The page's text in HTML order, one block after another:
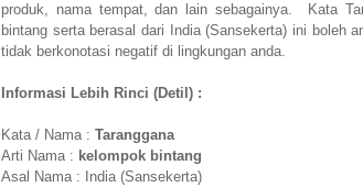
produk, nama tempat, dan lain sebagainya. Kata
bintang serta berasal dari India (Sansekerta) ini boleh
tidak berkonotasi negatif di lingkungan anda.
Informasi Lebih Rinci (Detil) :
Kata / Nama : Taranggana
Arti Nama : kelompok bintang
Asal Nama : India (Sansekerta)